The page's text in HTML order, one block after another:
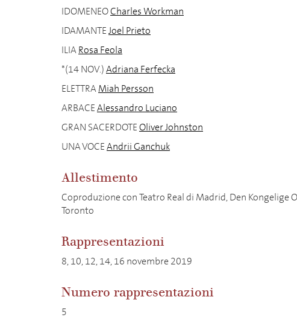
IDOMENEOCharles Workman
IDAMANTEJoel Prieto
ILIARosa Feola
*(14 NOV.)Adriana Ferfecka
ELETTRAMiah Persson
ARBACEAlessandro Luciano
GRAN SACERDOTEOliver Johnston
UNA VOCEAndrii Ganchuk
Allestimento
Coproduzione con Teatro Real di Madrid, Den Kongelige
Toronto
Rappresentazioni
8, 10, 12, 14, 16 novembre 2019
Numero rappresentazioni
5